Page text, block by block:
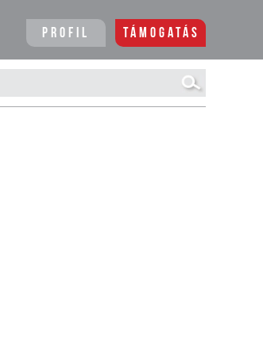
Profil Támogatás